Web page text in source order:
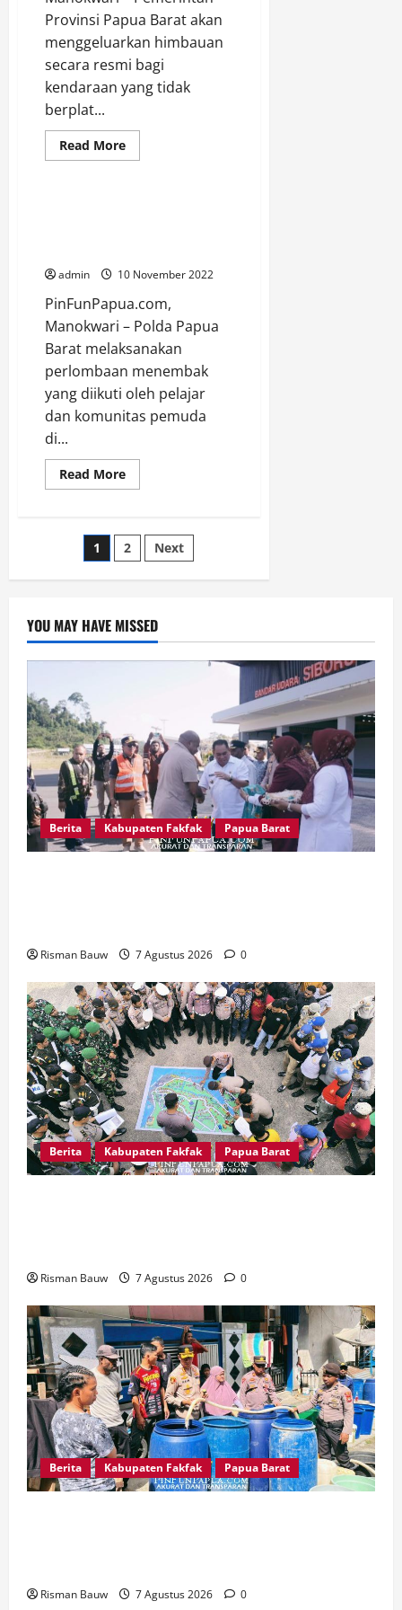
Provinsi Papua Barat akan
menggeluarkan himbauan
secara resmi bagi
kendaraan yang tidak
berplat...
Read MoreRead
more
Papua
Barat
Dilayani
Di
SPBU
Berita
Papua Barat
Uncategorized
admin 10 November 2022
PinFunPapua.com,
Manokwari – Polda Papua
Barat melaksanakan
perlombaan menembak
yang diikuti oleh pelajar
dan komunitas pemuda
di...
Read MoreRead
more
Barat
Gelar
Lomba
Paginasi
pos
1 2 Next
YOU MAY HAVE MISSED
Berita Kabupaten Fakfak Papua Barat
Risman Bauw 7 Agustus 2026 0
Berita Kabupaten Fakfak Papua Barat
Risman Bauw 7 Agustus 2026 0
Berita Kabupaten Fakfak Papua Barat
Risman Bauw 7 Agustus 2026 0